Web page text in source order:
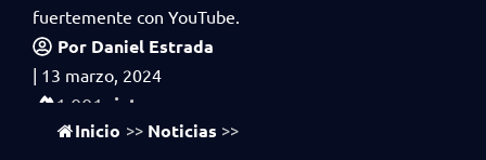
fuertemente con YouTube.
Por Daniel Estrada
| 13 marzo, 2024
1,001 vistas
Inicio >> Noticias >>